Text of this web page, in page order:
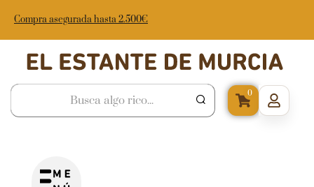
Compra asegurada hasta 2.500€
0